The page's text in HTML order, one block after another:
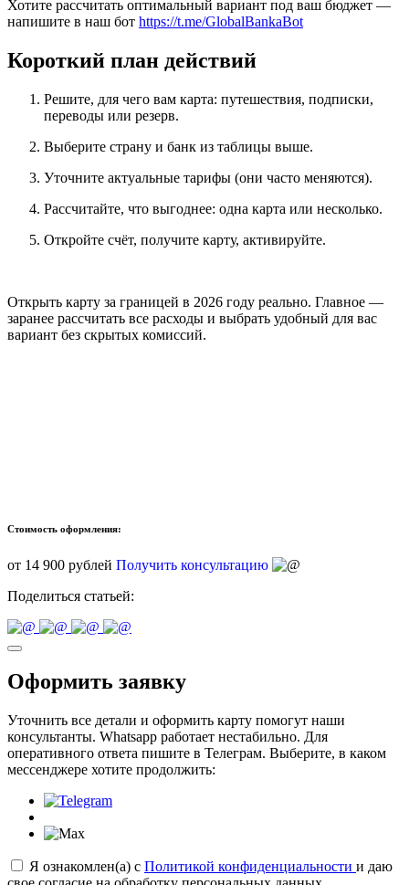
Хотите рассчитать оптимальный вариант под ваш бюджет —
напишите в наш бот https://t.me/GlobalBankaBot
Короткий план действий
Решите, для чего вам карта: путешествия, подписки,
переводы или резерв.
Выберите страну и банк из таблицы выше.
Уточните актуальные тарифы (они часто меняются).
Рассчитайте, что выгоднее: одна карта или несколько.
Откройте счёт, получите карту, активируйте.
Открыть карту за границей в 2026 году реально. Главное —
заранее рассчитать все расходы и выбрать удобный для вас
вариант без скрытых комиссий.
Стоимость оформления:
от 14 900 рублей Получить консультацию
Поделиться статьей:
Оформить заявку
Уточнить все детали и оформить карту помогут наши
консультанты. Whatsapp работает нестабильно. Для
оперативного ответа пишите в Телеграм. Выберите, в каком
мессенджере хотите продолжить:
Я ознакомлен(а) с Политикой конфиденциальности и даю